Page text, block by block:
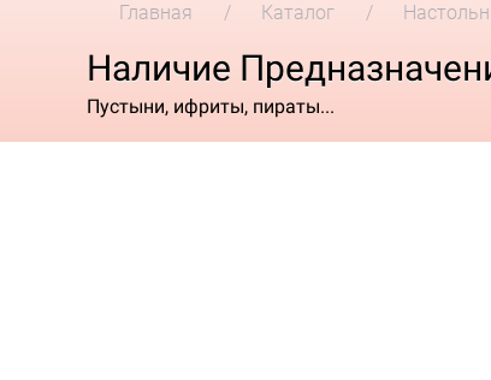
Главная Каталог
Наличие
Пустыни, ифриты, пираты...